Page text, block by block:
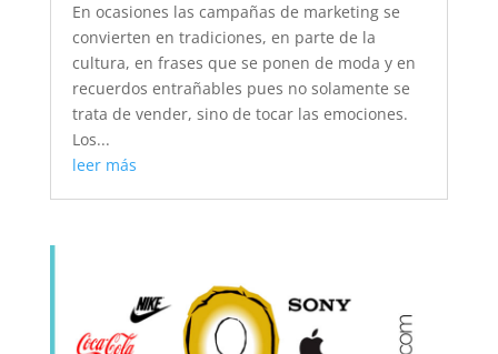
En ocasiones las campañas de marketing se
convierten en tradiciones, en parte de la
cultura, en frases que se ponen de moda y en
recuerdos entrañables pues no solamente se
trata de vender, sino de tocar las emociones.
Los...
leer más